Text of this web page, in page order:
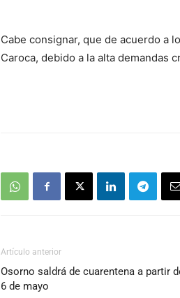
Cabe consignar, que de acuerdo a
Caroca, debido a la alta demandas
Artículo anterior
Osorno saldrá de cuarentena a partir
6 de mayo